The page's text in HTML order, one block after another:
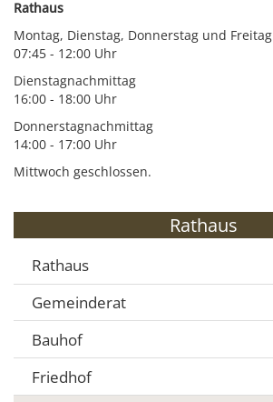
Rathaus
Montag, Dienstag, Donnerstag und Freitag
07:45 - 12:00 Uhr
Dienstagnachmittag
16:00 - 18:00 Uhr
Donnerstagnachmittag
14:00 - 17:00 Uhr
Mittwoch geschlossen.
Rathaus
Rathaus
Gemeinderat
Bauhof
Friedhof